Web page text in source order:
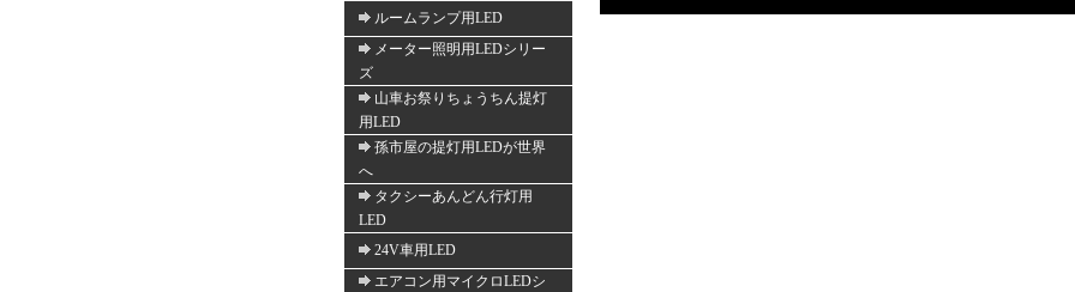
ルームランプ用LED
メーター照明用LEDシリー
ズ
山車お祭りちょうちん提灯
用LED
孫市屋の提灯用LEDが世界
へ
タクシーあんどん行灯用
LED
24V車用LED
エアコン用マイクロLEDシ